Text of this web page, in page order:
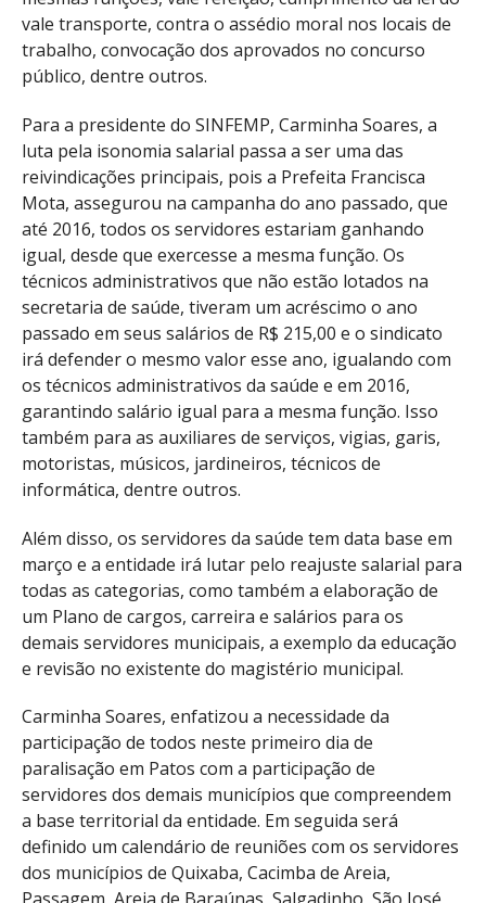
vale transporte, contra o assédio moral nos locais de
trabalho, convocação dos aprovados no concurso
público, dentre outros.
Para a presidente do SINFEMP, Carminha Soares, a
luta pela isonomia salarial passa a ser uma das
reivindicações principais, pois a Prefeita Francisca
Mota, assegurou na campanha do ano passado, que
até 2016, todos os servidores estariam ganhando
igual, desde que exercesse a mesma função. Os
técnicos administrativos que não estão lotados na
secretaria de saúde, tiveram um acréscimo o ano
passado em seus salários de R$ 215,00 e o sindicato
irá defender o mesmo valor esse ano, igualando com
os técnicos administrativos da saúde e em 2016,
garantindo salário igual para a mesma função. Isso
também para as auxiliares de serviços, vigias, garis,
motoristas, músicos, jardineiros, técnicos de
informática, dentre outros.
Além disso, os servidores da saúde tem data base em
março e a entidade irá lutar pelo reajuste salarial para
todas as categorias, como também a elaboração de
um Plano de cargos, carreira e salários para os
demais servidores municipais, a exemplo da educação
e revisão no existente do magistério municipal.
Carminha Soares, enfatizou a necessidade da
participação de todos neste primeiro dia de
paralisação em Patos com a participação de
servidores dos demais municípios que compreendem
a base territorial da entidade. Em seguida será
definido um calendário de reuniões com os servidores
dos municípios de Quixaba, Cacimba de Areia,